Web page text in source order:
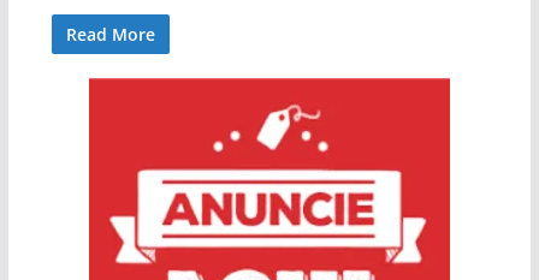
Read More